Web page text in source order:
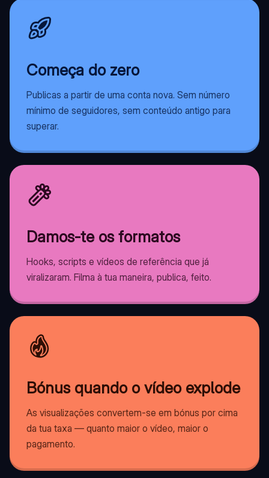
Começa do zero
Publicas a partir de uma conta nova. Sem número
mínimo de seguidores, sem conteúdo antigo para
superar.
Damos-te os formatos
Hooks, scripts e vídeos de referência que já
viralizaram. Filma à tua maneira, publica, feito.
Bónus quando o vídeo explode
As visualizações convertem-se em bónus por cima
da tua taxa — quanto maior o vídeo, maior o
pagamento.